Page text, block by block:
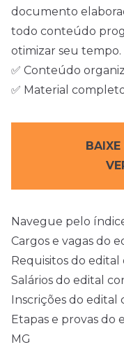
documento
todo conteúdo
otimizar seu tempo.
✅ Conteúdo
✅ Material
Navegue pelo
Cargos e vagas do
Requisitos do
Salários do edital
Inscrições do
Etapas e provas do
MG